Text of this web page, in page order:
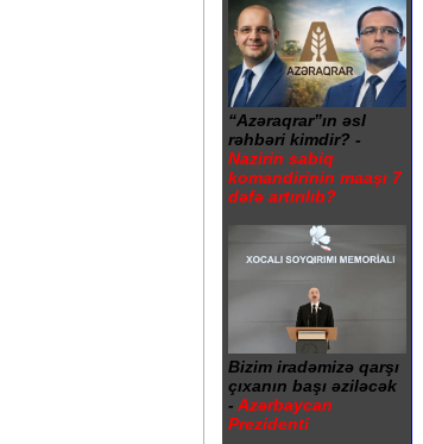
“Azəraqrar”ın əsl
rəhbəri kimdir? -
Nazirin sabiq
komandirinin maaşı 7
dəfə artırılıb?
Bizim iradəmizə qarşı
çıxanın başı əziləcək
- Azərbaycan
Prezidenti